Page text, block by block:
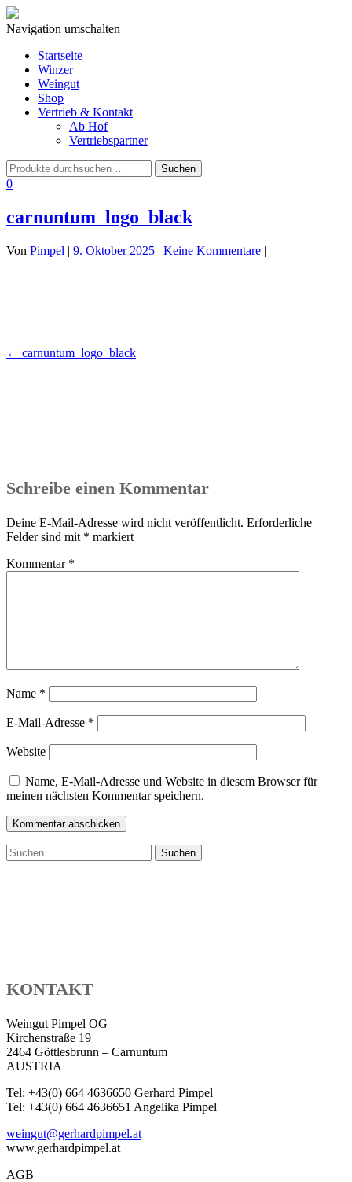
Navigation umschalten
Startseite
Winzer
Weingut
Shop
Vertrieb & Kontakt
Ab Hof
Vertriebspartner
0
carnuntum_logo_black
Von Pimpel | 9. Oktober 2025 | Keine Kommentare |
Beitragsnavigation
← carnuntum_logo_black
Schreibe einen Kommentar
Deine E-Mail-Adresse wird nicht veröffentlicht. Erforderliche
Felder sind mit * markiert
Kommentar *
Name *
E-Mail-Adresse *
Website
Name, E-Mail-Adresse und Website in diesem Browser für
meinen nächsten Kommentar speichern.
Suchen
nach:
KONTAKT
Weingut Pimpel OG
Kirchenstraße 19
2464 Göttlesbrunn – Carnuntum
AUSTRIA
Tel: +43(0) 664 4636650 Gerhard Pimpel
Tel: +43(0) 664 4636651 Angelika Pimpel
weingut@gerhardpimpel.at
www.gerhardpimpel.at
AGB